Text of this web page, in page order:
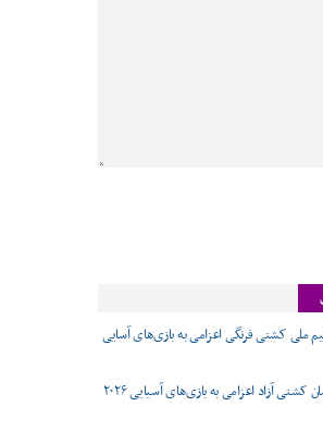
ملی کشتی فرنگی اعزامی به بازی‌های آسایی
نمای پایانی معاینات ملی پوشان کشتی آزاد اعزامی به بازی‌های آسیایی ۲۰۲۶